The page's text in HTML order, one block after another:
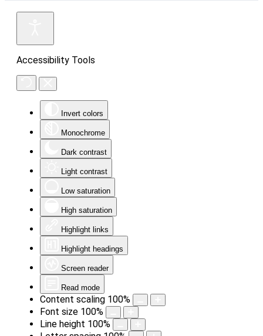
Accessibility Tools
Invert colors
Monochrome
Dark contrast
Light contrast
Low saturation
High saturation
Highlight links
Highlight headings
Screen reader
Read mode
Content scaling 100%
Font size 100%
Line height 100%